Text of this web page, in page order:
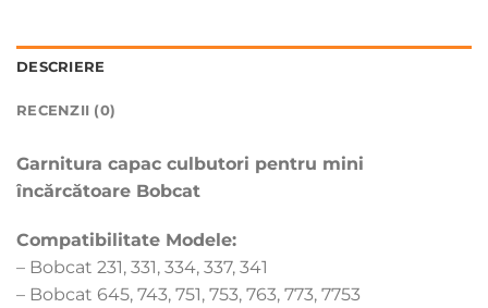
DESCRIERE
RECENZII (0)
Garnitura capac culbutori pentru mini
încărcătoare Bobcat
Compatibilitate Modele:
– Bobcat 231, 331, 334, 337, 341
– Bobcat 645, 743, 751, 753, 763, 773, 7753